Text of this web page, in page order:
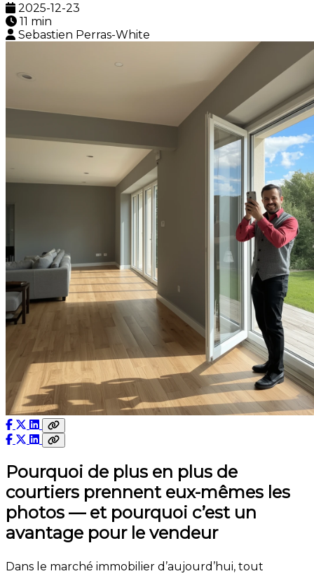
2025-12-23
11 min
Sebastien Perras-White
Pourquoi de plus en plus de
courtiers prennent eux-mêmes les
photos — et pourquoi c’est un
avantage pour le vendeur
Dans le marché immobilier d’aujourd’hui, tout